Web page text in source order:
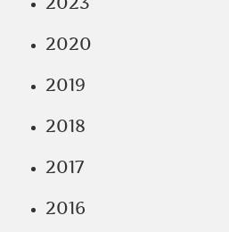
2020
2019
2018
2017
2016